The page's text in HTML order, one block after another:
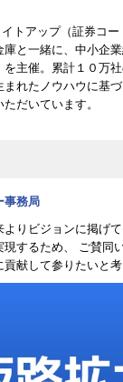
トアップ（証券コ
と一緒に、中小企
主催。累計１０万社
れたノウハウに基
だいています。
事務局
りビジョンに掲げ
するため、 ご賛同
献して参りたいと考